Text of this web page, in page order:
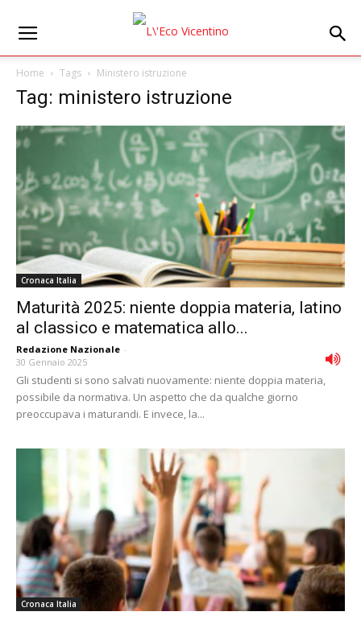
Home Tags Ministero istruzione
Tag: ministero istruzione
Cronaca Italia
Maturità 2025: niente doppia materia, latino
al classico e matematica allo...
Redazione Nazionale -
30 Gennaio 2025
Gli studenti si sono salvati nuovamente: niente doppia materia,
possibile da normativa. Un aspetto che da qualche giorno
preoccupava i maturandi. E invece, la...
Cronaca Italia